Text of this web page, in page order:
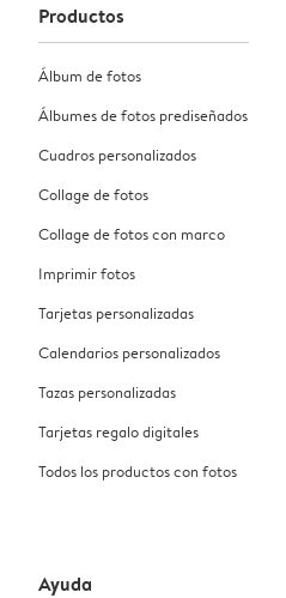
Productos
Álbum de fotos
Álbumes de fotos prediseñados
Cuadros personalizados
Collage de fotos
Collage de fotos con marco
Imprimir fotos
Tarjetas personalizadas
Calendarios personalizados
Tazas personalizadas
Tarjetas regalo digitales
Todos los productos con fotos
Ayuda